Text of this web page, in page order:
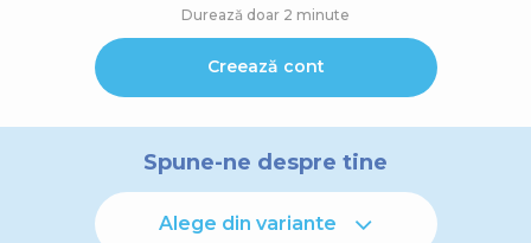
Durează doar 2 minute
Creează cont
Spune-ne despre tine
Alege din variante